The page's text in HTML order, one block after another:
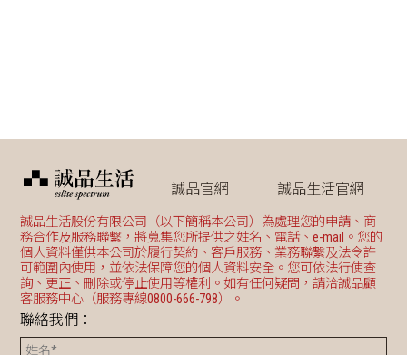
誠品官網 誠品生活官網
誠品生活股份有限公司（以下簡稱本公司）為處理您的申請、商
務合作及服務聯繫，將蒐集您所提供之姓名、電話、e-mail。您的
個人資料僅供本公司於履行契約、客戶服務、業務聯繫及法令許
可範圍內使用，並依法保障您的個人資料安全。您可依法行使查
詢、更正、刪除或停止使用等權利。如有任何疑問，請洽誠品顧
客服務中心（服務專線0800-666-798）。
聯絡我們：